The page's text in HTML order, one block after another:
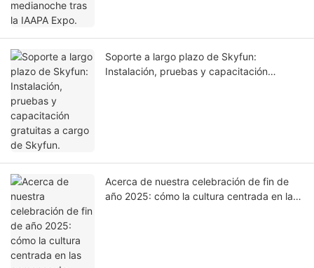
Soporte a largo plazo de Skyfun:
Instalación, pruebas y capacitación
Acerca de nuestra celebración de fin de
año 2025: cómo la cultura centrada en las